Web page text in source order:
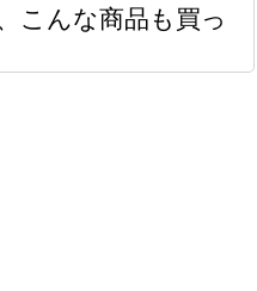
こんな商品も買っ